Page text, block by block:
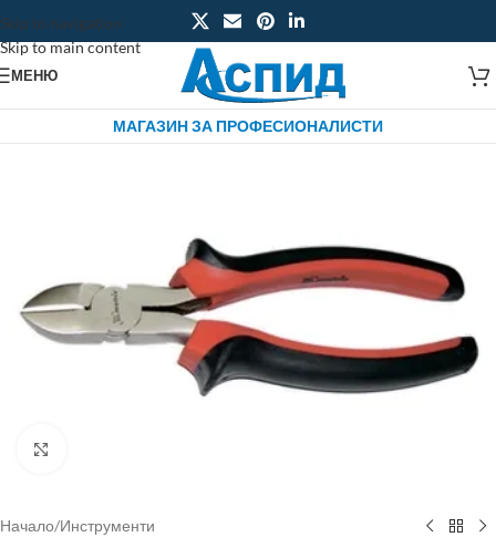
Skip to navigation
Skip to main content
МЕНЮ
МАГАЗИН ЗА ПРОФЕСИОНАЛИСТИ
Начало/Инструменти